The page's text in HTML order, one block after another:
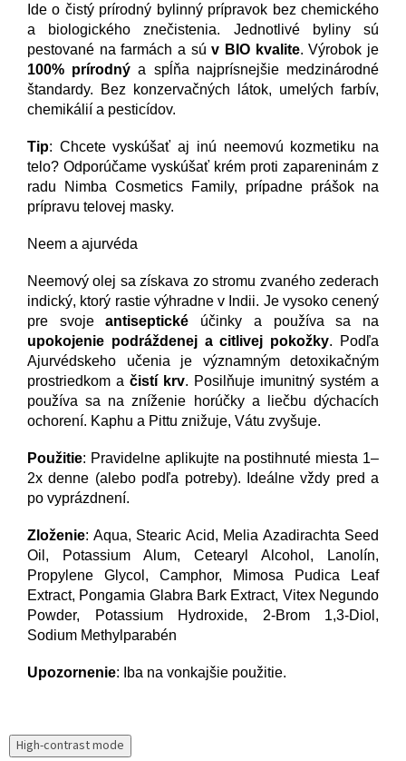
Ide o čistý prírodný bylinný prípravok bez chemického
a biologického znečistenia. Jednotlivé byliny sú
pestované na farmách a súv BIO kvalite. Výrobok je
100% prírodný a spĺňa najprísnejšie medzinárodné
štandardy. Bez konzervačných látok, umelých farbív,
chemikálií a pesticídov.
Tip: Chcete vyskúšať aj inú neemovú kozmetiku na
telo? Odporúčame vyskúšať krém proti zapareninám z
radu Nimba Cosmetics Family, prípadne prášok na
prípravu telovej masky.
Neem a ajurvéda
Neemový olej sa získava zo stromu zvaného zederach
indický, ktorý rastie výhradne v Indii. Je vysoko cenený
pre svojeantiseptické účinky a používa sa na
upokojenie podráždenej a citlivej pokožky. Podľa
Ajurvédskeho učenia je významným detoxikačným
prostriedkom a čistí krv. Posilňuje imunitný systém a
používa sa na zníženie horúčky a liečbu dýchacích
ochorení. Kaphu a Pittu znižuje, Vátu zvyšuje.
Použitie: Pravidelne aplikujte na postihnuté miesta 1–
2x denne (alebo podľa potreby). Ideálne vždy pred a
po vyprázdnení.
Zloženie: Aqua, Stearic Acid, Melia Azadirachta Seed
Oil, Potassium Alum, Cetearyl Alcohol, Lanolín,
Propylene Glycol, Camphor, Mimosa Pudica Leaf
Extract, Pongamia Glabra Bark Extract, Vitex Negundo
Powder, Potassium Hydroxide, 2-Brom 1,3-Diol,
Sodium Methylparabén
Upozornenie: Iba na vonkajšie použitie.
High-contrast mode